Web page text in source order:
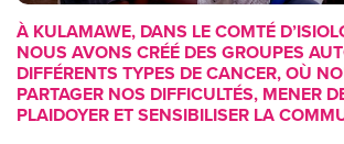
À KULAMAWE, DANS LE COMTÉ
NOUS AVONS CRÉÉ DES GROUPES
DIFFÉRENTS TYPES DE CANCER, OÙ
PARTAGER NOS DIFFICULTÉS, MENER
PLAIDOYER ET SENSIBILISER LA